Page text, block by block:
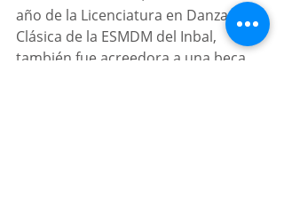
año de la Licenciatura en Danza
Clásica de la ESMDM del Inbal,
también fue acreedora a una beca